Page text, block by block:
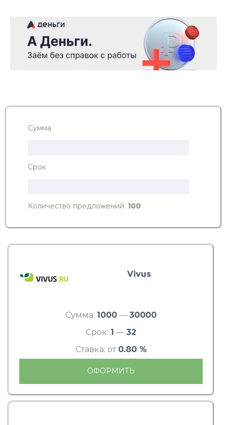
Сумма
Срок
Количество предложений: 100
Vivus
Сумма: 1000 — 30000
Срок: 1 — 32
Ставка: от 0.80 %
ОФОРМИТЬ